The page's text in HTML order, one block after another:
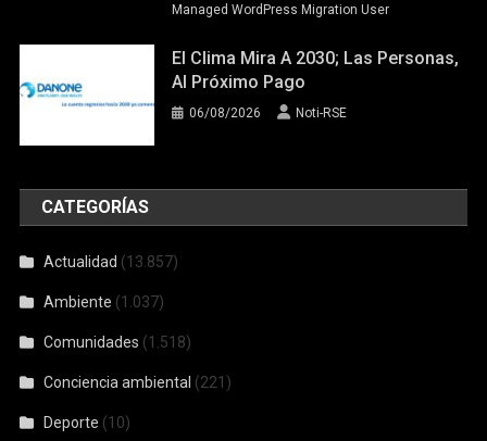
Managed WordPress Migration User
El Clima Mira A 2030; Las Personas,
Al Próximo Pago
06/08/2026 Noti-RSE
CATEGORÍAS
Actualidad (13.857)
Ambiente (1.037)
Comunidades (1.518)
Conciencia ambiental (221)
Deporte (10)